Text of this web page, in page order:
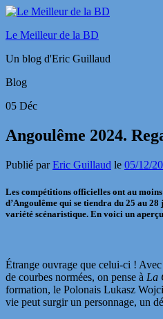
Le Meilleur de la BD
Un blog d'Eric Guillaud
Blog
05 Déc
Angoulême 2024.
Publié parEric Guillaud le 05/12/
Les compétitions officielles ont au
d’Angoulême qui se tiendra du 25 au
variété scénaristique. En voici un
Étrange ouvrage que celui-ci !
de courbes normées, on pense à La
formation, le Polonais Lukasz
vie peut surgir un personnage, un